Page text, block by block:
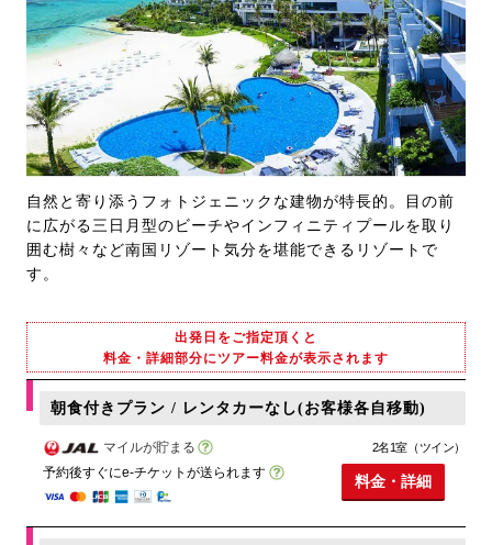
自然と寄り添うフォトジェニックな建物が特長的。目の前
に広がる三日月型のビーチやインフィニティプールを取り
囲む樹々など南国リゾート気分を堪能できるリゾートで
す。
出発日をご指定頂くと
料金・詳細部分にツアー料金が表示されます
朝食付きプラン / レンタカーなし(お客様各自移動)
マイルが貯まる
予約後すぐにe-チケットが送られます
2名1室（ツイン）
料金・詳細